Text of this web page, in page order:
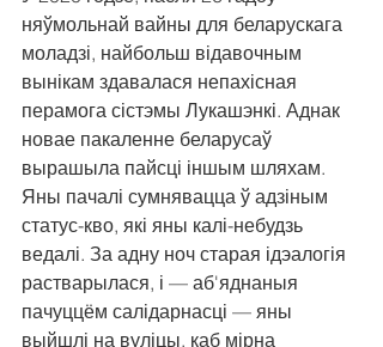
няўмольнай вайны для беларускага
моладзі, найбольш відавочным
вынікам здавалася непахісная
перамога сістэмы Лукашэнкі. Аднак
новае пакаленне беларусаў
вырашыла пайсці іншым шляхам.
Яны пачалі сумнявацца ў адзіным
статус-кво, які яны калі-небудзь
ведалі. За адну ноч старая ідэалогія
растварылася, і — аб'яднаныя
пачуццём салідарнасці — яны
выйшлі на вуліцы, каб мірна